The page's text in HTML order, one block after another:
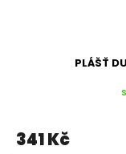
PLÁŠŤ
341 Kč